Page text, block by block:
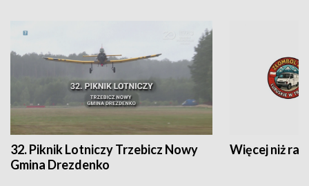
32. Piknik Lotniczy Trzebicz Nowy
Gmina Drezdenko
Więcej niż rajd